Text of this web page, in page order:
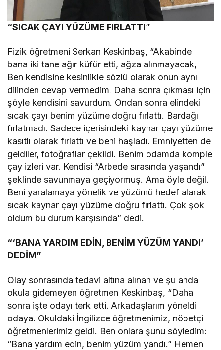
“SICAK ÇAYI YÜZÜME FIRLATTI”
Fizik öğretmeni Serkan Keskinbaş, “Akabinde
bana iki tane ağır küfür etti, ağza alınmayacak,
Ben kendisine kesinlikle sözlü olarak onun aynı
dilinden cevap vermedim. Daha sonra çıkması için
şöyle kendisini savurdum. Ondan sonra elindeki
sıcak çayı benim yüzüme doğru fırlattı. Bardağı
fırlatmadı. Sadece içerisindeki kaynar çayı yüzüme
kasıtlı olarak fırlattı ve beni haşladı. Emniyetten de
geldiler, fotoğraflar çekildi. Benim odamda komple
çay izleri var. Kendisi “Arbede sırasında yaşandı”
şeklinde savunmaya geçiyormuş. Ama öyle değil.
Beni yaralamaya yönelik ve yüzümü hedef alarak
sıcak kaynar çayı yüzüme doğru fırlattı. Çok şok
oldum bu durum karşısında” dedi.
“‘BANA YARDIM EDİN, BENİM YÜZÜM YANDI’
DEDİM”
Olay sonrasında tedavi altına alınan ve şu anda
okula gidemeyen öğretmen Keskinbaş, “Daha
sonra işte odayı terk etti. Arkadaşlarım yöneldi
odaya. Okuldaki İngilizce öğretmenimiz, nöbetçi
öğretmenlerimiz geldi. Ben onlara şunu söyledim:
“Bana yardım edin, benim yüzüm yandı.” Hemen